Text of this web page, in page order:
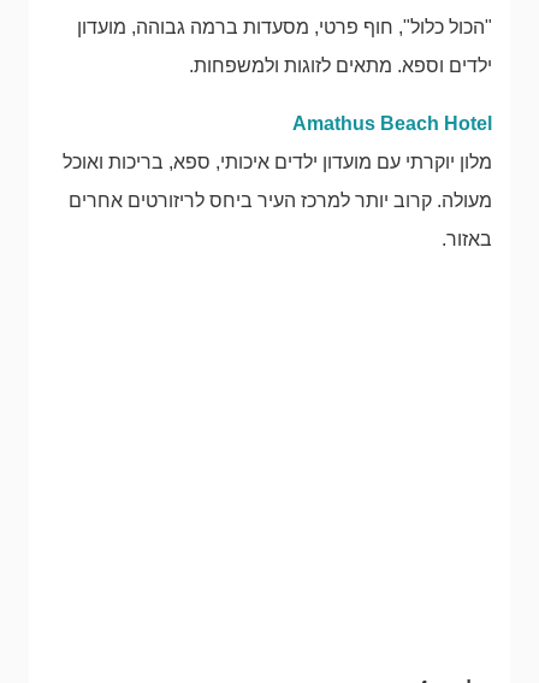
"הכול כלול", חוף פרטי, מסעדות ברמה גבוהה, מועדון
ילדים וספא. מתאים לזוגות ולמשפחות.
Amathus Beach Hotel
מלון יוקרתי עם מועדון ילדים איכותי, ספא, בריכות ואוכל
מעולה. קרוב יותר למרכז העיר ביחס לריזורטים אחרים
באזור.